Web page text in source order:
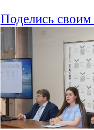
Поделись